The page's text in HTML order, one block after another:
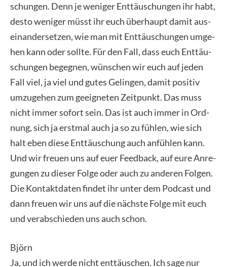
schun­gen. Denn je weni­ger Ent­täu­schun­gen ihr habt,
des­to weni­ger müsst ihr euch über­haupt damit aus­
ein­an­der­set­zen, wie man mit Ent­täu­schun­gen umge­
hen kann oder soll­te. Für den Fall, dass euch Ent­täu­
schun­gen begeg­nen, wün­schen wir euch auf jeden
Fall viel, ja viel und gutes Gelin­gen, damit posi­tiv
umzu­ge­hen zum geeig­ne­ten Zeit­punkt. Das muss
nicht immer sofort sein. Das ist auch immer in Ord­
nung, sich ja erst­mal auch ja so zu füh­len, wie sich
halt eben die­se Ent­täu­schung auch anfüh­len kann.
Und wir freu­en uns auf euer Feed­back, auf eure Anre­
gun­gen zu die­ser Fol­ge oder auch zu ande­ren Fol­gen.
Die Kon­takt­da­ten fin­det ihr unter dem Pod­cast und
dann freu­en wir uns auf die nächs­te Fol­ge mit euch
und ver­ab­schie­den uns auch schon.
Björn
Ja, und ich wer­de nicht ent­täu­schen. Ich sage nur